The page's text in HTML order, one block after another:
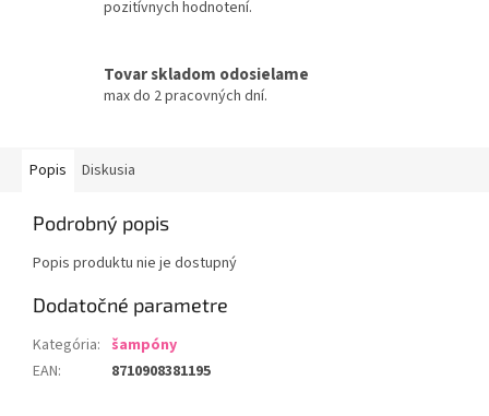
pozitívnych hodnotení.
Tovar skladom odosielame
max do 2 pracovných dní.
Popis Diskusia
Podrobný popis
Popis produktu nie je dostupný
Dodatočné parametre
Kategória: šampóny
EAN: 8710908381195